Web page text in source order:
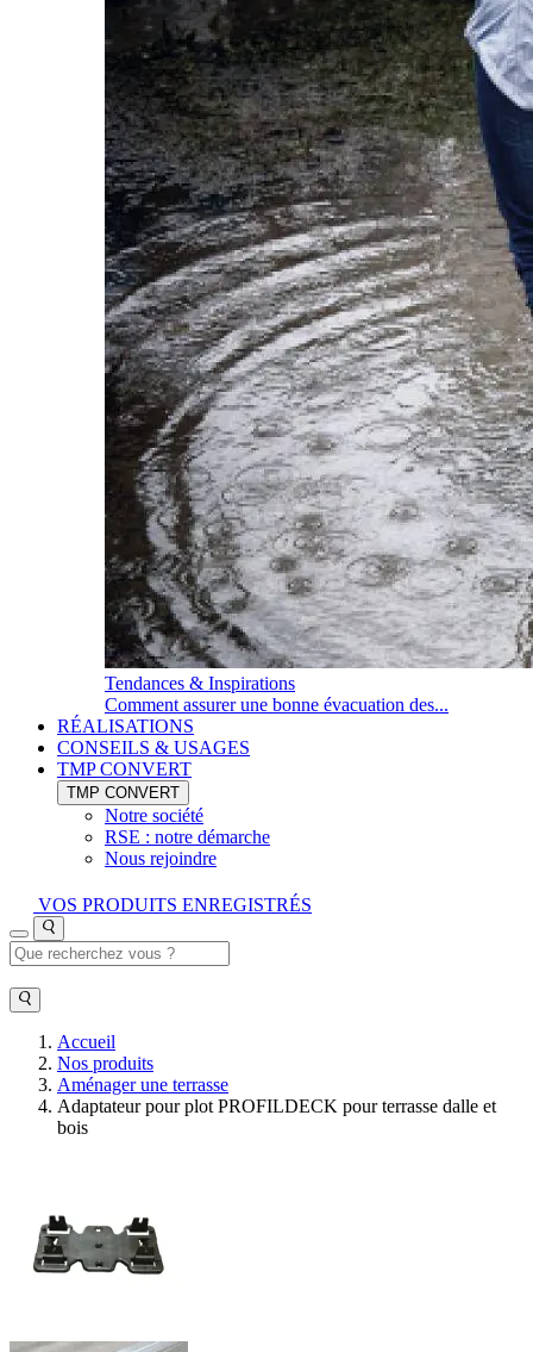
Tendances & Inspirations
Comment assurer une bonne évacuation des...
RÉALISATIONS
CONSEILS & USAGES
TMP CONVERT
TMP CONVERT
Notre société
RSE : notre démarche
Nous rejoindre
VOS PRODUITS ENREGISTRÉS
Accueil
Nos produits
Aménager une terrasse
Adaptateur pour plot PROFILDECK pour terrasse dalle et
bois